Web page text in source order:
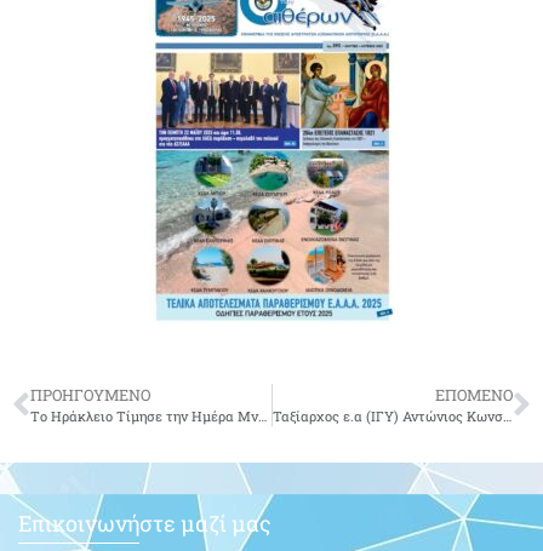
ΠΡΟΗΓΟΥΜΕΝΟ
Tο Ηράκλειο Τίμησε την Ημέρα Μνήμης της Γενοκτονίας του Ελληνισμού του Πόντου 2026
ΕΠΟΜΕΝΟ
Ταξίαρχος ε.α (ΙΓΥ) Αντώνιος Κωνσταντάκος του Γεωργίου
Επικοινωνήστε μαζί μας